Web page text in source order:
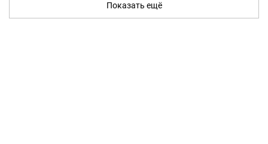
Показать ещё